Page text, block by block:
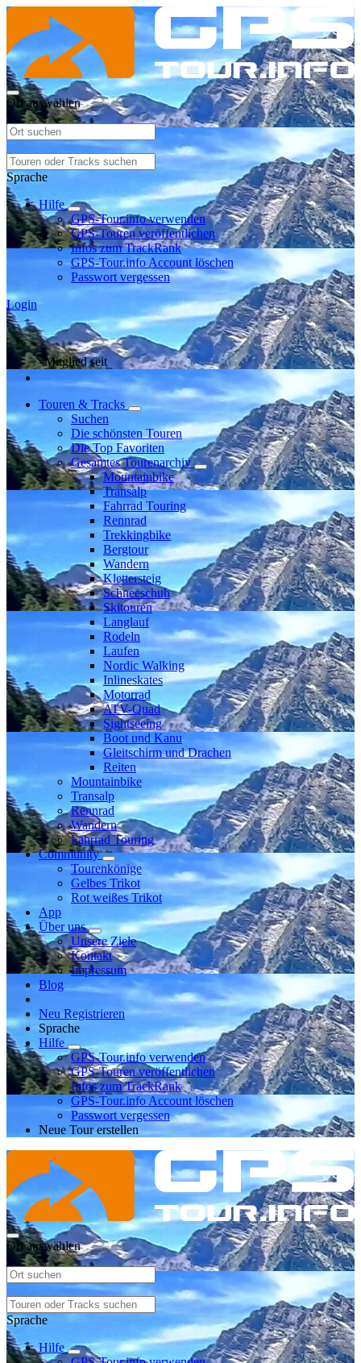
Ort auswählen
Sprache
Hilfe
GPS-Tour.info verwenden
GPS-Touren veröffentlichen
Infos zum TrackRank
GPS-Tour.info Account löschen
Passwort vergessen
Login
Mitglied seit
Touren & Tracks
Suchen
Die schönsten Touren
Die Top Favoriten
Gesamtes Tourenarchiv
Mountainbike
Transalp
Fahrrad Touring
Rennrad
Trekkingbike
Bergtour
Wandern
Klettersteig
Schneeschuh
Skitouren
Langlauf
Rodeln
Laufen
Nordic Walking
Inlineskates
Motorrad
ATV-Quad
Sightseeing
Boot und Kanu
Gleitschirm und Drachen
Reiten
Mountainbike
Transalp
Rennrad
Wandern
Fahrrad Touring
Community
Tourenkönige
Gelbes Trikot
Rot weißes Trikot
App
Über uns
Unsere Ziele
Kontakt
Impressum
Blog
Neu Registrieren
Sprache
Hilfe
GPS-Tour.info verwenden
GPS-Touren veröffentlichen
Infos zum TrackRank
GPS-Tour.info Account löschen
Passwort vergessen
Neue Tour erstellen
Ort auswählen
Sprache
Hilfe